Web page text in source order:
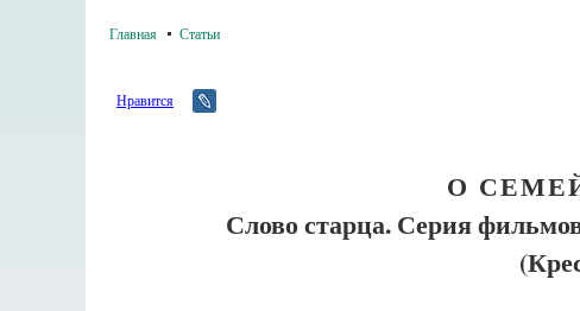
Главная Статьи
Нравится
О
Слово старца. Серия